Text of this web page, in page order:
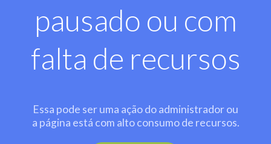
pausado ou com
falta de recursos
Essa pode ser uma ação do administrador ou
a página está com alto consumo de recursos.